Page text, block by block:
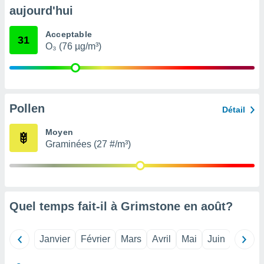
ou
de la
non
des
le
le
aujourd'hui
31 Acceptable
O₃ (76 µg/m³)
Pollen Détail
Moyen
Graminées (27 #/m³)
Quel temps fait-il à Grimstone en août?
Janvier Février Mars Avril Mai Juin Juillet